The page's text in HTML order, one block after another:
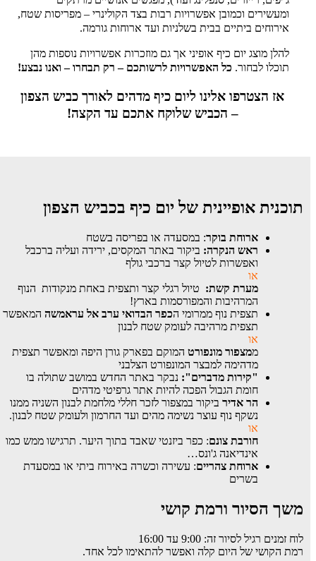
ומעשירים וכמובן אפשרויות רבות בצד הקולינרי – מפריסות שטח,
אירוחים ביתיים בבית בשלניות ועד ארוחות גורמה.
להלן מוצג יום כיף אופיני אך גם מוזכרות אפשרויות נוספות מהן
תוכלו לבחור.כל האפשרויות לרשותכם – רק תבחרו – ואנו נבצע!
אז הצטרפו אלינו ליום כיף מדהים לאורך כביש הצפון
– הכביש שלוקח אתכם עד הקצה!
תוכנית אופיינית של יום כיף בכביש הצפון
ארוחת בוקר: במסעדה או בפריסה בשטח
ראש הנקרה:ביקור באתר המקסים, ירידה ועליה ברכבל
ואפשרות לטיול קצר ברכבי גולף
או
מערת קשת:טיול רגלי קצר ותצפית באחת מנקודות הנוף
המרהיבות והמפורסמות בארץ!
תצפית נוף ממרומי ה כפר הבדואי ערב אל עראמשההמאפשר
תצפית מרהיבה לעומק שטח לבנון
או
ממצפור מונפורטהמוקם בפארק גורן היפה ומאפשר תצפית
מדהימה למבצר המונפורט הצלבני
"קירות מדברים":נבקר באתר החדש במושב שתולה בו
חומת הגבול הפכה להיות אתר גרפיטי מדהים
הר אדירביקור במצפור לזכר חללי מלחמת לבנון השניה ממנו
נשקף נוף עוצר נשימה מהים ועד החרמון ולעומק שטח לבנון.
או
חורבת צונם: כפר ביזנטי שאבד בתוך היער. תרגישו ממש כמו
אינדיאנה ג'ונס…
ארוחת צהריים: עשירה וכשרה באירוח ביתי או במסעדת
בשרים
משך הסיור ורמת קושי
לוח זמנים רגיל לסיור זה: 9:00 עד 16:00
רמת הקושי של היום קלה ואפשר להתאימו לכל אחד.